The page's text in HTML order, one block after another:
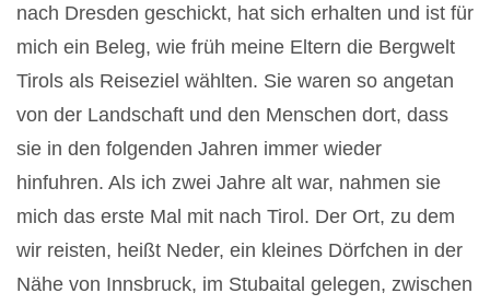
nach Dresden geschickt, hat sich erhalten und ist für
mich ein Beleg, wie früh meine Eltern die Bergwelt
Tirols als Reiseziel wählten. Sie waren so angetan
von der Landschaft und den Menschen dort, dass
sie in den folgenden Jahren immer wieder
hinfuhren. Als ich zwei Jahre alt war, nahmen sie
mich das erste Mal mit nach Tirol. Der Ort, zu dem
wir reisten, heißt Neder, ein kleines Dörfchen in der
Nähe von Innsbruck, im Stubaital gelegen, zwischen